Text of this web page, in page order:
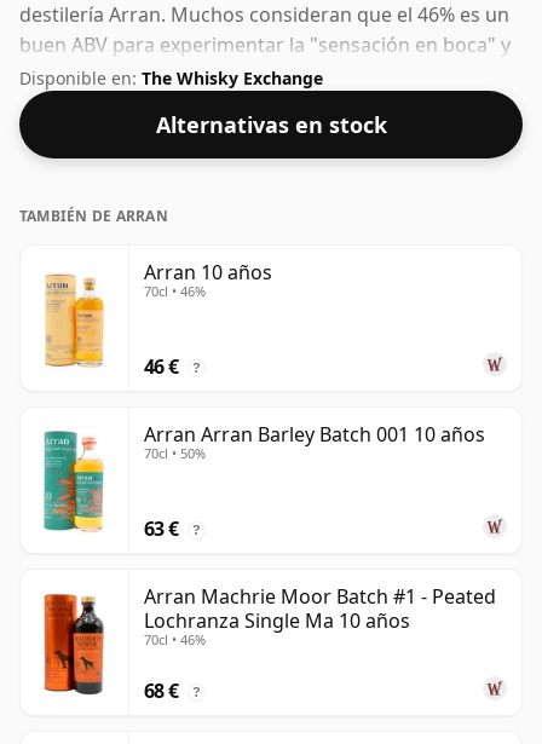
destilería Arran. Muchos consideran que el 46% es un
buen ABV para experimentar la "sensación en boca" y
el sabor pleno del whisky.
Disponible en: The Whisky Exchange
Alternativas en stock
TAMBIÉN DE ARRAN
Arran 10 años
70cl • 46%
46 € ?
Arran Arran Barley Batch 001 10 años
70cl • 50%
63 € ?
Arran Machrie Moor Batch #1 - Peated
Lochranza Single Ma 10 años
70cl • 46%
68 € ?